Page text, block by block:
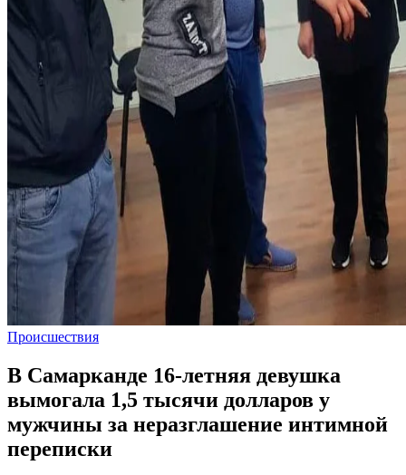
Происшествия
В Самарканде 16-летняя девушка
вымогала 1,5 тысячи долларов у
мужчины за неразглашение интимной
переписки